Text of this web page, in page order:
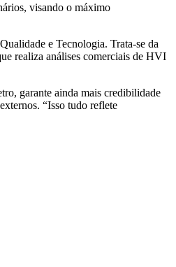
visando o máximo
e Tecnologia. Trata-se da
realiza análises comerciais de HVI
garante ainda mais credibilidade
“Isso tudo reflete